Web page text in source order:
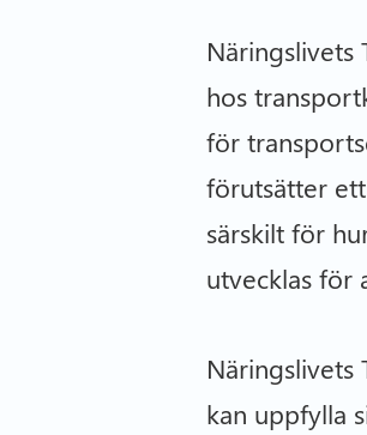
hos
för
förutsätter
särskilt för
utvecklas för
kan uppfylla